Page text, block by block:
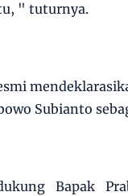
" tuturnya.
Subianto
Bapak